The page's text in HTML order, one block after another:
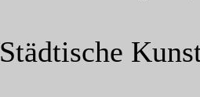
Städtische